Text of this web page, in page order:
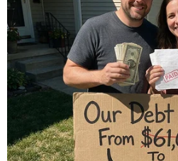
về thương mại và đầu tư
12/12/2022 03:14
Tại hội nghị thượng đỉnh Mỹ-
Mỹ và châu Phi dự kiến sẽ
nhằm tăng cường sự tham gia
Khu vực Thương mại Tự do